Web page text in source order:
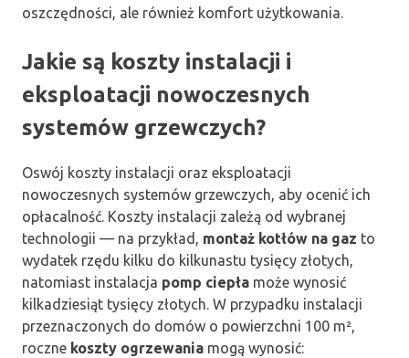
oszczędności, ale również komfort użytkowania.
Jakie są koszty instalacji i
eksploatacji nowoczesnych
systemów grzewczych?
Oswój koszty instalacji oraz eksploatacji
nowoczesnych systemów grzewczych, aby ocenić ich
opłacalność. Koszty instalacji zależą od wybranej
technologii — na przykład, montaż kotłów na gaz to
wydatek rzędu kilku do kilkunastu tysięcy złotych,
natomiast instalacja pomp ciepła może wynosić
kilkadziesiąt tysięcy złotych. W przypadku instalacji
przeznaczonych do domów o powierzchni 100 m²,
roczne koszty ogrzewania mogą wynosić: